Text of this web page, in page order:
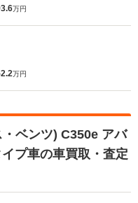
万円
万円
ベンツ) C350e アバ
プ車の車買取・査定